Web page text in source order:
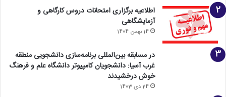
اطلاعیه برگزاری امتحانات دروس کارگاهی و
آزمایشگاهی
14 بهمن 1404
در مسابقه بین‌المللی برنامه‌سازی دانشجویی منطقه
غرب آسیا: دانشجویان کامپیوتر دانشگاه علم و فرهنگ
خوش درخشیدند
24 دی 1403